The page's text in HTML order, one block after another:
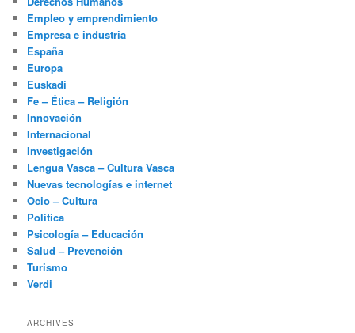
Empleo y emprendimiento
Empresa e industria
España
Europa
Euskadi
Fe – Ética – Religión
Innovación
Internacional
Investigación
Lengua Vasca – Cultura Vasca
Nuevas tecnologías e internet
Ocio – Cultura
Política
Psicología – Educación
Salud – Prevención
Turismo
Verdi
ARCHIVES